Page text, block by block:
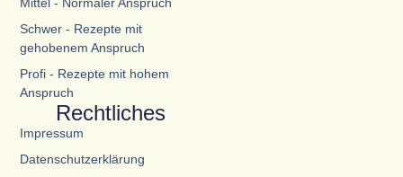
Schwer - Rezepte mit
gehobenem Anspruch
Profi - Rezepte mit hohem
Anspruch
Rechtliches
Impressum
Datenschutzerklärung